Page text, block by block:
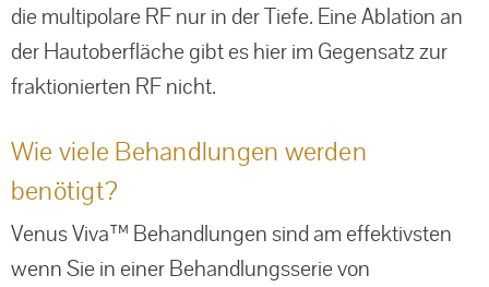
die multipolare RF nur in der Tiefe. Eine Ablation an
der Hautoberfläche gibt es hier im Gegensatz zur
fraktionierten RF nicht.
Wie viele Behandlungen werden
benötigt?
Venus Viva™ Behandlungen sind am effektivsten
wenn Sie in einer Behandlungsserie von